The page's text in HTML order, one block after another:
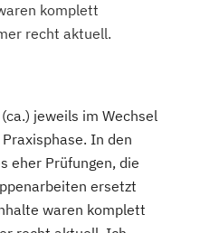
komplett
recht aktuell.
jeweils im Wechsel
In den
eher Prüfungen, die
ersetzt
waren komplett